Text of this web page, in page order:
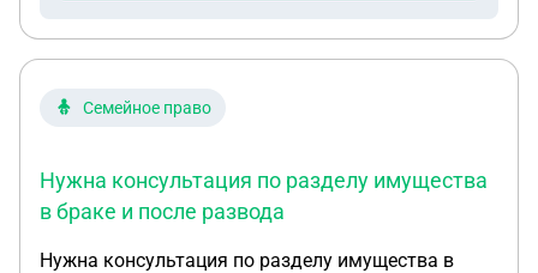
Семейное право
Нужна консультация по разделу имущества
в браке и после развода
Нужна консультация по разделу имущества в